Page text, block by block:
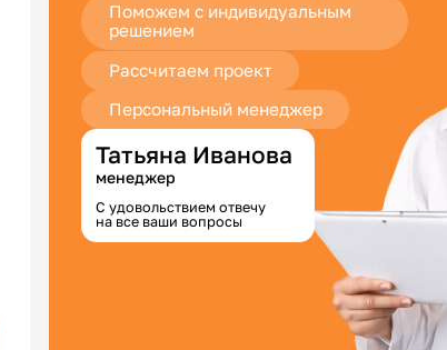
Поможем с индивидуальным
решением
Рассчитаем проект
Персональный менеджер
Татьяна Иванова
менеджер
С удовольствием отвечу
на все ваши вопросы